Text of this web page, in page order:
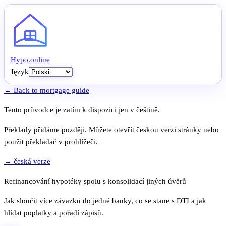
Hypo.online
Język
← Back to mortgage guide
Tento průvodce je zatím k dispozici jen v češtině.
Překlady přidáme později. Můžete otevřít českou verzi stránky nebo
použít překladač v prohlížeči.
→ česká verze
Refinancování hypotéky spolu s konsolidací jiných úvěrů
Jak sloučit více závazků do jedné banky, co se stane s DTI a jak
hlídat poplatky a pořadí zápisů.